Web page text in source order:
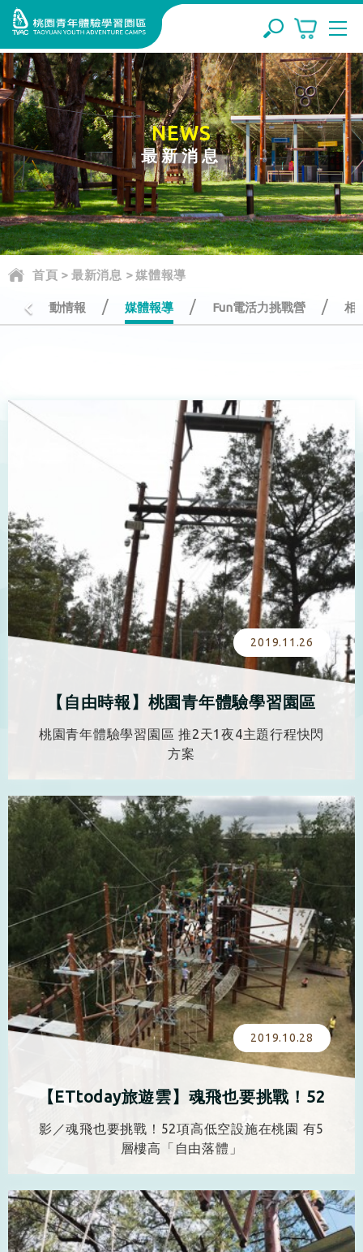
NEWS
最新消息
首頁 > 最新消息 >媒體報導
活動情報 / 媒體報導 / Fun電活力挑戰營 / 相
2019.11.26
【自由時報】桃園青年體驗學習園區
桃園青年體驗學習園區 推2天1夜4主題行程快閃
方案
2019.10.28
【ETtoday旅遊雲】魂飛也要挑戰！52
落體」
影／魂飛也要挑戰！52項高低空設施在桃園 有5
層樓高「自由落體」